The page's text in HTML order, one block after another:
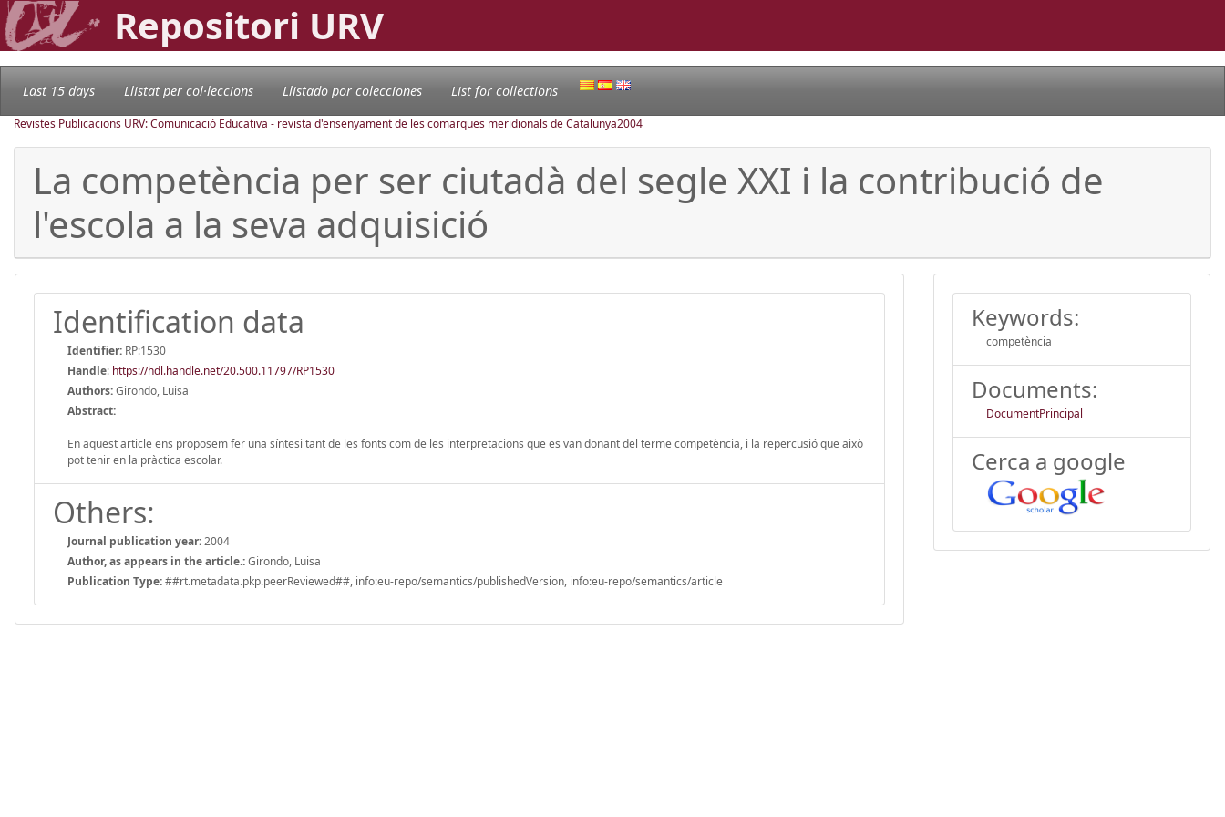
Repositori URV
Last 15 days Llistat per col·leccions Llistado por colecciones List for collections
Revistes Publicacions URV: Comunicació Educativa - revista d'ensenyament de les comarques meridionals de Catalunya2004
La competència per ser ciutadà del segle XXI i la contribució de
l'escola a la seva adquisició
Identification data
Identifier: RP:1530
Handle: https://hdl.handle.net/20.500.11797/RP1530
Authors:Girondo, Luisa
Abstract:
En aquest article ens proposem fer una síntesi tant de les fonts com de les interpretacions que es van donant del terme competència, i la repercusió que això
pot tenir en la pràctica escolar.
Others:
Journal publication year:2004
Author, as appears in the article.:Girondo, Luisa
Publication Type:##rt.metadata.pkp.peerReviewed##, info:eu-repo/semantics/publishedVersion, info:eu-repo/semantics/article
Keywords:
competència
Documents:
DocumentPrincipal
Cerca a google